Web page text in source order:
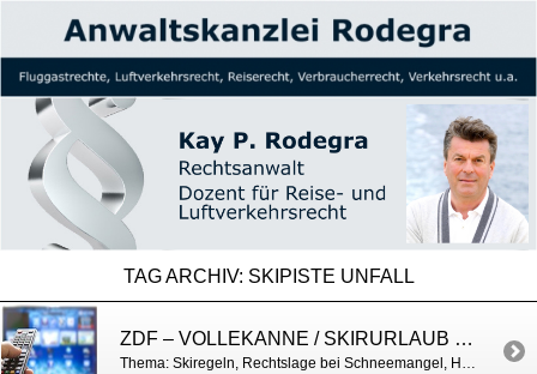
TAG ARCHIV: SKIPISTE UNFALL
ZDF – VOLLEKANNE / SKIRURLAUB & RECHT
Thema: Skiregeln, Rechtslage bei Schneemangel, Haftung bei Skiunfällen https://www.zdf.de/gesellschaft/volle-kanne/volle-kanne-vom-14-dezember-2023-mit-tom-gaebel-100.html